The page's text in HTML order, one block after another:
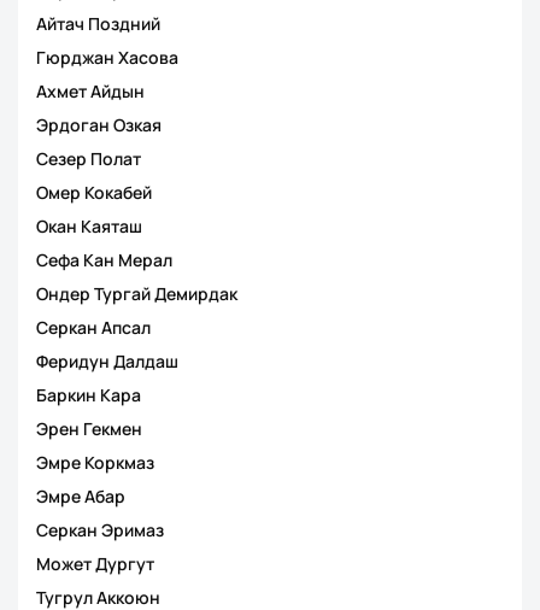
Айтач Поздний
Гюрджан Хасова
Ахмет Айдын
Эрдоган Озкая
Сезер Полат
Омер Кокабей
Окан Каяташ
Сефа Кан Мерал
Ондер Тургай Демирдак
Серкан Апсал
Феридун Далдаш
Баркин Кара
Эрен Гекмен
Эмре Коркмаз
Эмре Абар
Серкан Эримаз
Может Дургут
Тугрул Аккоюн